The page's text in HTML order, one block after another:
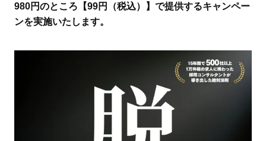
980円のところ【99円（税込）】で提供するキャンペー
ンを実施いたします。